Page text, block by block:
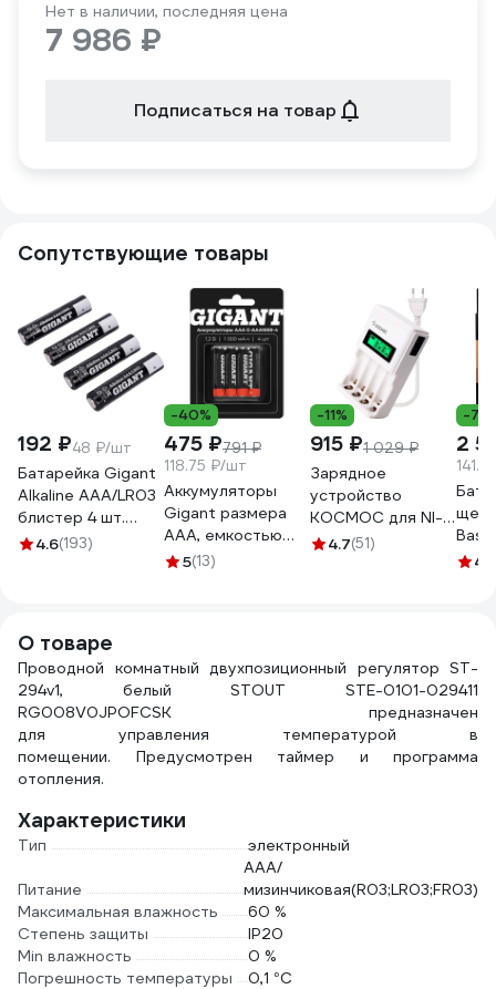
Нет в наличии, последняя цена
7 986 ₽
Подписаться на товар
Сопутствующие товары
192 ₽48 ₽/шт
Батарейка Gigant
Alkaline ААА/LR03
блистер 4 шт.
GBA-3A-4
4.6(193)
-40%
475 ₽791 ₽
118.75 ₽/шт
Аккумуляторы
Gigant размера
ААA, емкостью
1000 мАч - 4шт.
5(13)
-11%
915 ₽1 029 ₽
Зарядное
устройство
КОСМОС для NI-
MH4.7(51)
-7%
2
шт.4.9
О товаре
Проводной комнатный двухпозиционный регулятор ST-
294v1, белый STOUT STE-0101-029411
RG008V0JPOFCSK предназначен
для управления температурой в
помещении. Предусмотрен таймер и программа
отопления.
Характеристики
Тип электронный
Питание
AAA/
мизинчиковая(R03;LR03;FR03)
Максимальная влажность
60 %
Степень защиты
IP20
Min влажность
0 %
Погрешность температуры
0,1 °С